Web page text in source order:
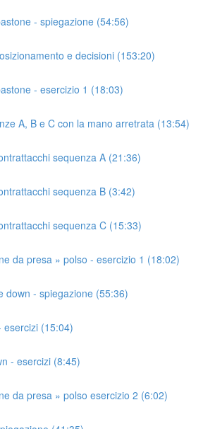
- spiegazione (54:56)
e decisioni (153:20)
- esercizio 1 (18:03)
A, B e C con la mano arretrata (13:54)
sequenza A (21:36)
sequenza B (3:42)
sequenza C (15:33)
da presa » polso - esercizio 1 (18:02)
down - spiegazione (55:36)
esercizi (15:04)
- esercizi (8:45)
da presa » polso esercizio 2 (6:02)